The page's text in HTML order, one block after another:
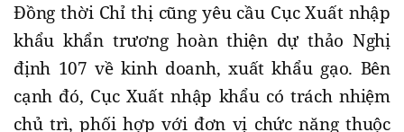
Đồng thời Chỉ thị cũng yêu cầu Cục Xuất nhập
khẩu khẩn trương hoàn thiện dự thảo Nghị
định 107 về kinh doanh, xuất khẩu gạo. Bên
cạnh đó, Cục Xuất nhập khẩu có trách nhiệm
chủ trì, phối hợp với đơn vị chức năng thuộc